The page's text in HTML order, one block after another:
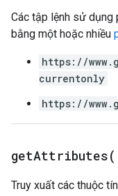
Các tập lệnh sử dụng
bằng một hoặc nhiều
https://
currentonly
https://
getAttributes(
Truy xuất các thuộc